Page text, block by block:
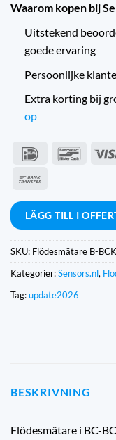
Waarom kopen bij
Uitstekend
goede ervaring
Persoonlijke
Extra korting bij
op
IDeal
LÄGG TILL I
SKU: Flödesmätare B-BCK
Kategorier:Sensors.nl,
Tag:update2026
BESKRIVNING
Flödesmätare i BC-